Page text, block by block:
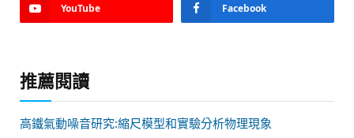
YouTube Facebook
推薦閱讀
高鐵氣動噪音研究:縮尺模型和實驗分析物理現象